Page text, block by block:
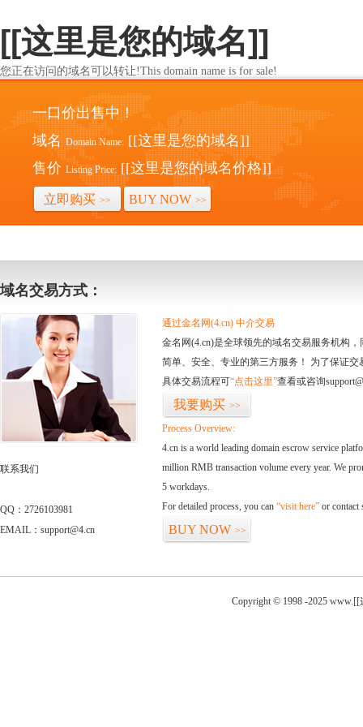
[[这里是您的域名]]
您正在访问的域名可以转让!This domain name is for sale!
一口价出售中！
域名 Domain Name: [[这里是您的域名]]
售价 Listing Price: [[这里是您的域名价格]]
立即购买 >> BUY NOW >>
域名交易方式：
联系我们
QQ：2726103981
EMAIL：support@4.cn
通过金名网(4.cn) 中介交易
金名网(4.cn)是全球领先的域名交易服务机构
简单、安全、专业的第三方服务！ 为了保证
具体交易流程可“点击这里”查看或咨询
我要购买 >>
Process Overview:
4.cn is a world leading domain escrow service
million RMB transaction volume every year. We
5 workdays.
For detailed process, you can “visit here” or contact
BUY NOW >>
Copyright © 1998 -2025